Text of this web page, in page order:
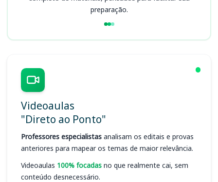
preparação.
Videoaulas
"Direto ao Ponto"
Professores especialistas analisam os editais e provas
anteriores para mapear os temas de maior relevância.
Videoaulas 100% focadas no que realmente cai, sem
conteúdo desnecessário.